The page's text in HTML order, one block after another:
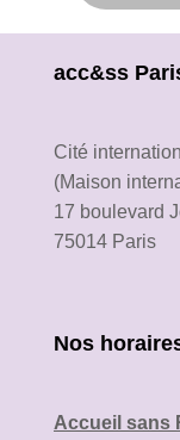
acc&ss
Cité
(Maison
17 boulevard
75014 Paris
Nos
Accueil sans